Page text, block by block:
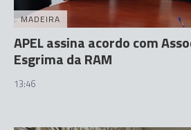
MADEIRA
APEL assina acordo com
Esgrima da RAM
13:46